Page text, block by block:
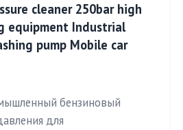
cleaner 250bar high
equipment Industrial
pump Mobile car
бензиновый
для